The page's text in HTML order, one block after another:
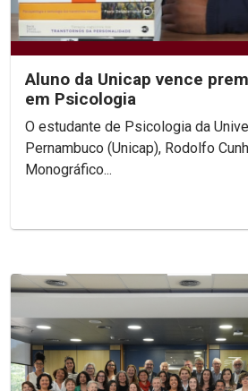
Aluno da Unicap vence
em Psicologia
O estudante de Psicologia da
Pernambuco (Unicap), Rodolfo
Monográfico...